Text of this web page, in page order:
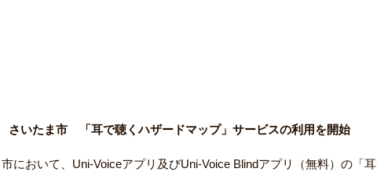
さいたま市　「耳で聴くハザードマップ」サービスの利用を開始
において、Uni-Voiceアプリ及びUni-Voice Blindアプリ（無料）の「